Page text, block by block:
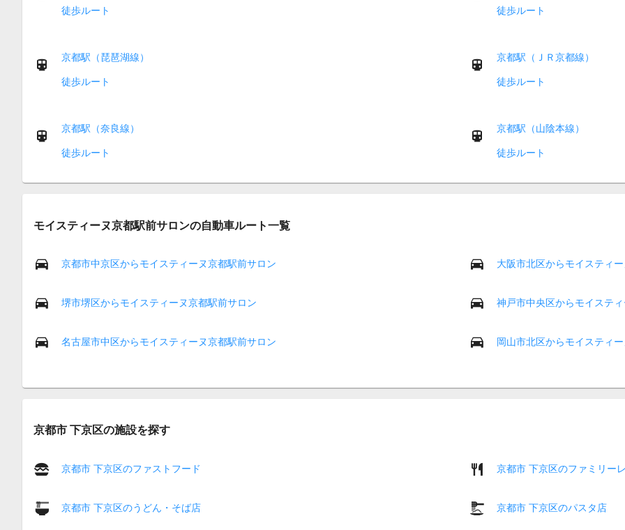
徒歩ルート 徒歩ルート
京都駅（琵琶湖線）
徒歩ルート
京都駅（ＪＲ京都線）
徒歩ルート
京都駅（奈良線）
徒歩ルート
京都駅（山陰本線）
徒歩ルート
モイスティーヌ京都駅前サロンの自動車ルート一覧
京都市中京区からモイスティーヌ京都駅前サロン 大阪市北区からモイスティ
堺市堺区からモイスティーヌ京都駅前サロン 神戸市中央区からモイステ
名古屋市中区からモイスティーヌ京都駅前サロン 岡山市北区からモイスティ
京都市 下京区の施設を探す
京都市 下京区のファストフード 京都市 下京区のファミリー
京都市 下京区のうどん・そば店 京都市 下京区のパスタ店